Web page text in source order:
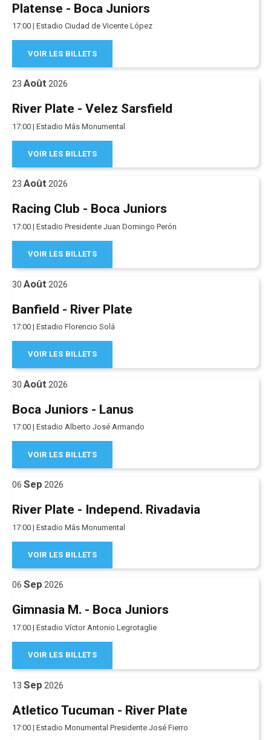
Platense - Boca Juniors
17:00 | Estadio Ciudad de Vicente López
VOIR LES BILLETS
23 Août 2026
River Plate - Velez Sarsfield
17:00 | Estadio Mâs Monumental
VOIR LES BILLETS
23 Août 2026
Racing Club - Boca Juniors
17:00 | Estadio Presidente Juan Domingo Perón
VOIR LES BILLETS
30 Août 2026
Banfield - River Plate
17:00 | Estadio Florencio Solá
VOIR LES BILLETS
30 Août 2026
Boca Juniors - Lanus
17:00 | Estadio Alberto José Armando
VOIR LES BILLETS
06 Sep 2026
River Plate - Independ. Rivadavia
17:00 | Estadio Mâs Monumental
VOIR LES BILLETS
06 Sep 2026
Gimnasia M. - Boca Juniors
17:00 | Estadio Víctor Antonio Legrotaglie
VOIR LES BILLETS
13 Sep 2026
Atletico Tucuman - River Plate
17:00 | Estadio Monumental Presidente José Fierro